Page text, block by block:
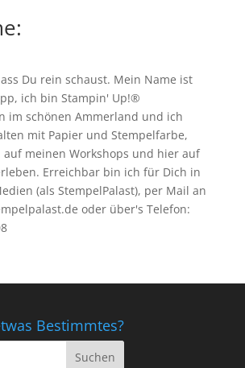
Du rein schaust. Mein Name ist
ich bin Stampin' Up!®
im schönen Ammerland und ich
mit Papier und Stempelfarbe,
auf meinen Workshops und hier auf
Erreichbar bin ich für Dich in
(als StempelPalast), per Mail an
oder über's Telefon:
Bestimmtes?